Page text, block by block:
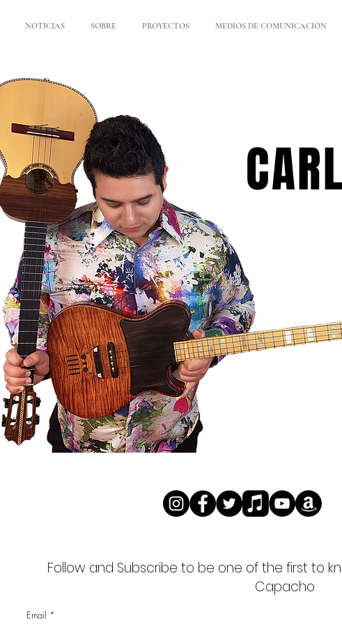
NOTICIAS SOBRE PROYECTOS MEDIOS DE COMUNICACIÓN
Follow and Subscribe to be one of the first to
Capacho
Email